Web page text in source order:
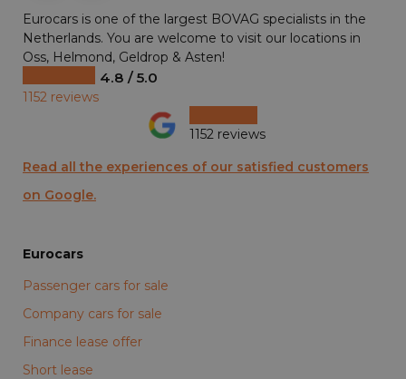
Eurocars is one of the largest BOVAG specialists in the
Netherlands. You are welcome to visit our locations in
Oss, Helmond, Geldrop & Asten!
4.8 / 5.0
1152 reviews
1152 reviews
Read all the experiences of our satisfied customers
on Google.
Eurocars
Passenger cars for sale
Company cars for sale
Finance lease offer
Short lease